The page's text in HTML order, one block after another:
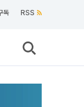
독 RSS